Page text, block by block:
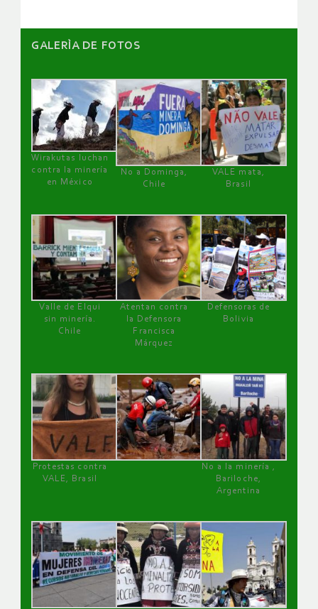
GALERÌA DE FOTOS
Wirakutas luchan
contra la minería
en México
No a Dominga,
Chile
VALE mata,
Brasil
Valle de Elqui
sin minería.
Chile
Atentan contra
la Defensora
Francisca
Márquez
Defensoras de
Bolivia
Protestas contra
VALE, Brasil
No a la minería ,
Bariloche,
Argentina